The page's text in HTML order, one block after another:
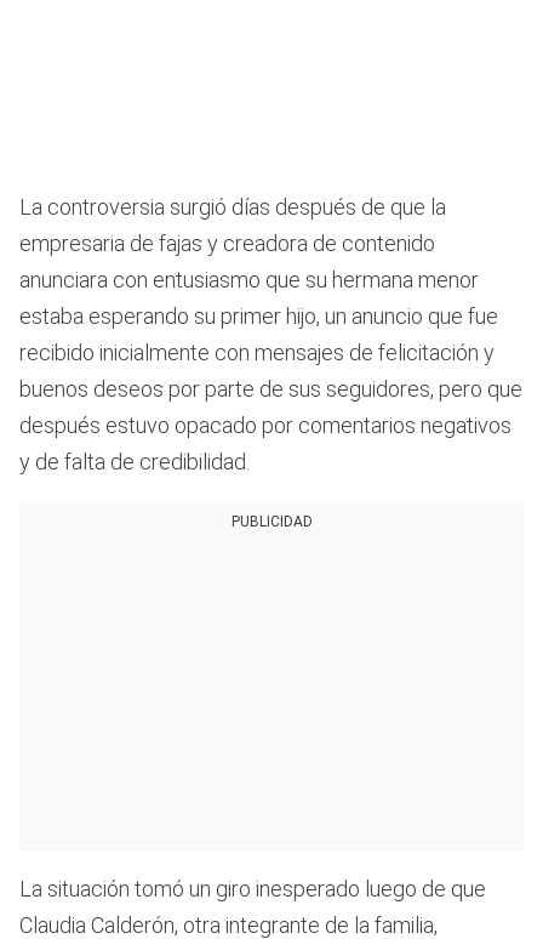
La controversia surgió días después de que la
empresaria de fajas y creadora de contenido
anunciara con entusiasmo que su hermana menor
estaba esperando su primer hijo, un anuncio que fue
recibido inicialmente con mensajes de felicitación y
buenos deseos por parte de sus seguidores, pero que
después estuvo opacado por comentarios negativos
y de falta de credibilidad.
PUBLICIDAD
La situación tomó un giro inesperado luego de que
Claudia Calderón, otra integrante de la familia,